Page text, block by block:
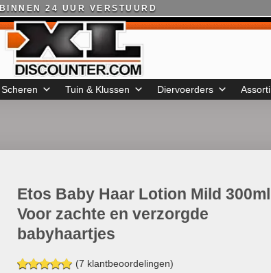
BINNEN 24 UUR VERSTUURD
Scheren Tuin & Klussen Diervoerders Assorti
Etos Baby Haar Lotion Mild 300ml
Voor zachte en verzorgde
babyhaartjes
(7 klantbeoordelingen)